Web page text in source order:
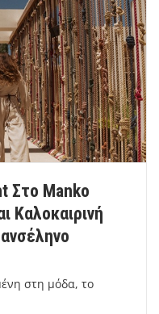
Στο Manko
Καλοκαιρινή
στη μόδα, το